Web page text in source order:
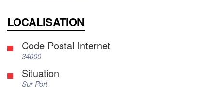
LOCALISATION
Code Postal Internet
34000
Situation
Sur Port